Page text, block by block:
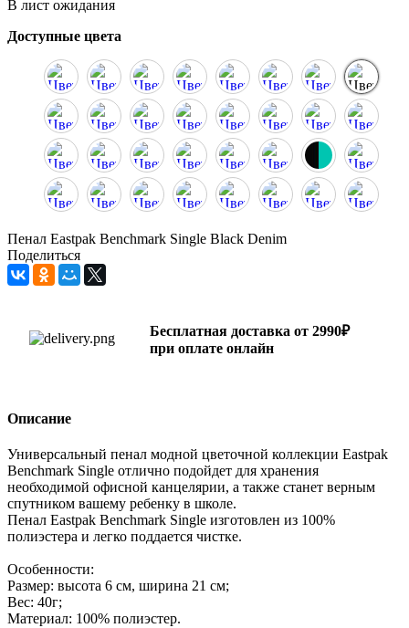
В лист ожидания
Доступные цвета
Пенал Eastpak Benchmark Single Black Denim
Поделиться
Бесплатная доставка от 2990₽
при оплате онлайн
Описание
Универсальный пенал модной цветочной коллекции Eastpak
Benchmark Single отлично подойдет для хранения
необходимой офисной канцелярии, а также станет верным
спутником вашему ребенку в школе.
Пенал Eastpak Benchmark Single изготовлен из 100%
полиэстера и легко поддается чистке.
Особенности:
Размер: высота 6 см, ширина 21 см;
Вес: 40г;
Материал: 100% полиэстер.